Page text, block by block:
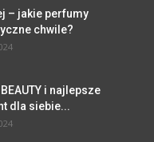
– jakie perfumy
chwile?
BEAUTY i najlepsze
dla siebie...